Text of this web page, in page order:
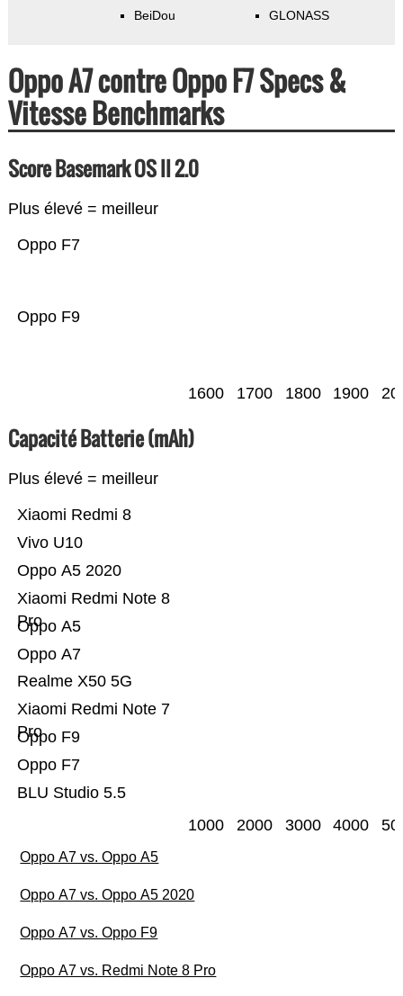
BeiDou GLONASS
Oppo A7 contre Oppo F7 Specs &
Vitesse Benchmarks
Score Basemark OS II 2.0
Plus élevé = meilleur
Oppo F9
Oppo F7
1600 1700 1800 1900
Capacité Batterie (mAh)
Plus élevé = meilleur
BLU Studio 5.5
Oppo F7
Oppo F9
Xiaomi Redmi Note 7
Pro
Realme X50 5G
Oppo A7
Oppo A5
Xiaomi Redmi Note 8
Pro
Oppo A5 2020
Vivo U10
Xiaomi Redmi 8
1000 2000 3000 4000
Oppo A7 vs. Oppo A5
Oppo A7 vs. Oppo A5 2020
Oppo A7 vs. Oppo F9
Oppo A7 vs. Redmi Note 8 Pro